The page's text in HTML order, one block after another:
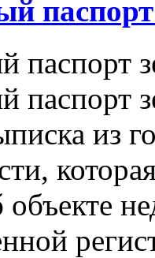
паспорт
паспорт
из
объекте